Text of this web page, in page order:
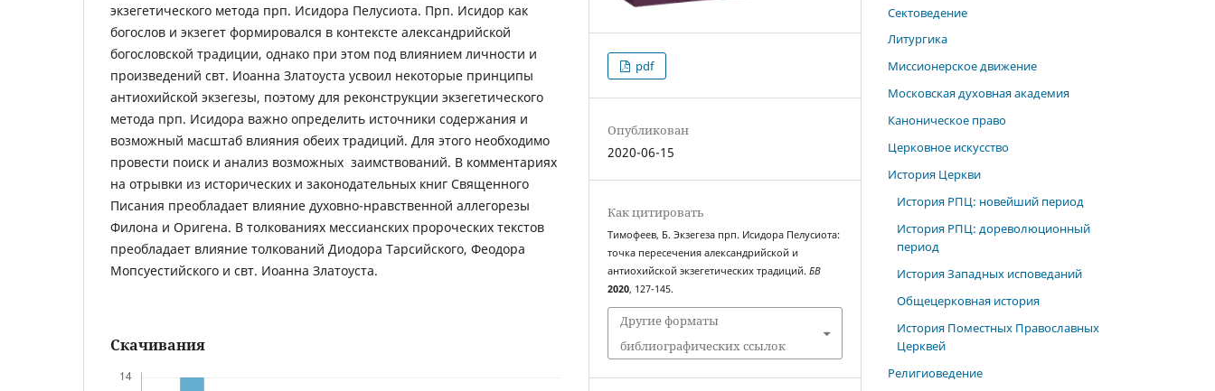
экзегетического метода прп. Исидора Пелусиота. Прп. Исидор как
богослов и экзегет формировался в контексте александрийской
богословской традиции, однако при этом под влиянием личности и
произведений свт. Иоанна Златоуста усвоил некоторые принципы
антиохийской экзегезы, поэтому для реконструкции экзегетического
метода прп. Исидора важно определить источники содержания и
возможный масштаб влияния обеих традиций. Для этого необходимо
провести поиск и анализ возможных заимствований. В комментариях
на отрывки из исторических и законодательных книг Священного
Писания преобладает влияние духовно-нравственной аллегорезы
Филона и Оригена. В толкованиях мессианских пророческих текстов
преобладает влияние толкований Диодора Тарсийского, Феодора
Мопсуестийского и свт. Иоанна Златоуста.
Скачивания
pdf
Опубликован
2020-06-15
Как цитировать
Тимофеев, Б. Экзегеза прп. Исидора Пелусиота:
точка пересечения александрийской и
антиохийской экзегетических традиций.БВ
2020, 127-145.
Другие форматы
библиографических ссылок
Сектоведение
Литургика
Миссионерское движение
Московская духовная академия
Каноническое право
Церковное искусство
История Церкви
История РПЦ: новейший период
История РПЦ: дореволюционный
период
История Западных исповеданий
Общецерковная история
История Поместных Православных
Церквей
Религиоведение